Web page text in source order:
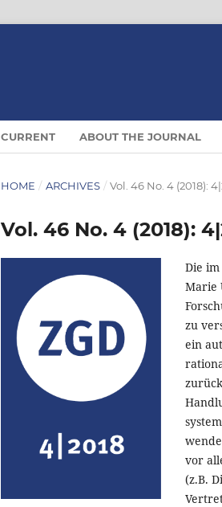
CURRENT ABOUT THE JOURNAL
HOME / ARCHIVES / Vol. 46 No. 4 (2018):
Vol. 46 No. 4 (2018):
Die
Marie
zu
ein
vor
(z.B.